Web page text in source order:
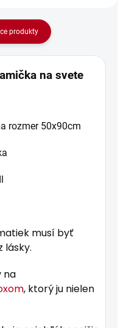
produkty
na svete
rozmer 50x90cm
musí byť
lásky.
na
, ktorý ju nielen